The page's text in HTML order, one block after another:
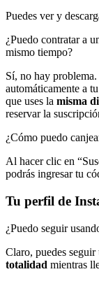
Puedes ver y
¿Puedo contratar a
mismo tiempo?
Sí, no hay problema.
automáticamente a
que uses la misma
reservar la
¿Cómo puedo
Al hacer clic en
podrás ingresar tu
Tu perfil de
¿Puedo seguir
Claro, puedes
totalidad mientras